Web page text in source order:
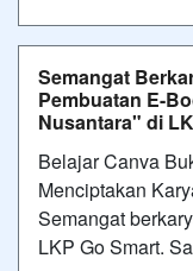
Semangat
Pembuatan E-
Nusantara" di
Belajar Canva
Menciptakan
Semangat
LKP Go Smart.